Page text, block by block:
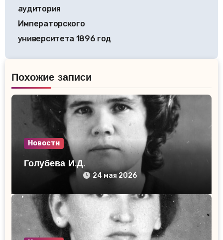
записям
аудитория
Императорского
университета 1896 год
Похожие записи
Новости
Голубева И.Д.
24 мая 2026